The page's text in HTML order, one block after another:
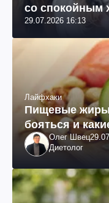
со спокойным
29.07.2026 16:13
Лайфхаки
Пищевые
бояться и
Олег Швец
Диетолог